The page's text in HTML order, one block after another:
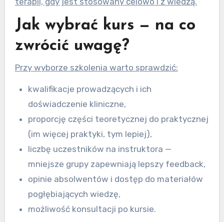
Jak wybrać kurs — na co
zwrócić uwagę?
Przy wyborze szkolenia warto sprawdzić:
kwalifikacje prowadzących i ich
doświadczenie kliniczne,
proporcję części teoretycznej do praktycznej
(im więcej praktyki, tym lepiej),
liczbę uczestników na instruktora —
mniejsze grupy zapewniają lepszy feedback,
opinie absolwentów i dostęp do materiałów
pogłębiających wiedzę,
możliwość konsultacji po kursie.